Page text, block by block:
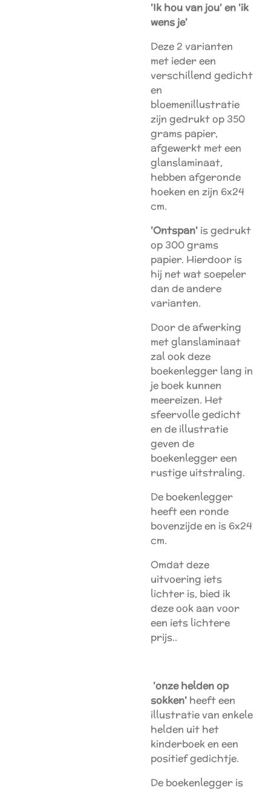
'Ik hou van jou' en 'ik
wens je'
Deze 2 varianten
met ieder een
verschillend gedicht
en
bloemenillustratie
zijn gedrukt op 350
grams papier,
afgewerkt met een
glanslaminaat,
hebben afgeronde
hoeken en zijn 6x24
cm.
'Ontspan' is gedrukt
op 300 grams
papier. Hierdoor is
hij net wat soepeler
dan de andere
varianten.
Door de afwerking
met glanslaminaat
zal ook deze
boekenlegger lang in
je boek kunnen
meereizen. Het
sfeervolle gedicht
en de illustratie
geven de
boekenlegger een
rustige uitstraling.
De boekenlegger
heeft een ronde
bovenzijde en is 6x24
cm.
Omdat deze
uitvoering iets
lichter is, bied ik
deze ook aan voor
een iets lichtere
prijs..
'onze helden op
sokken' heeft een
illustratie van enkele
helden uit het
kinderboek en een
positief gedichtje.
De boekenlegger is